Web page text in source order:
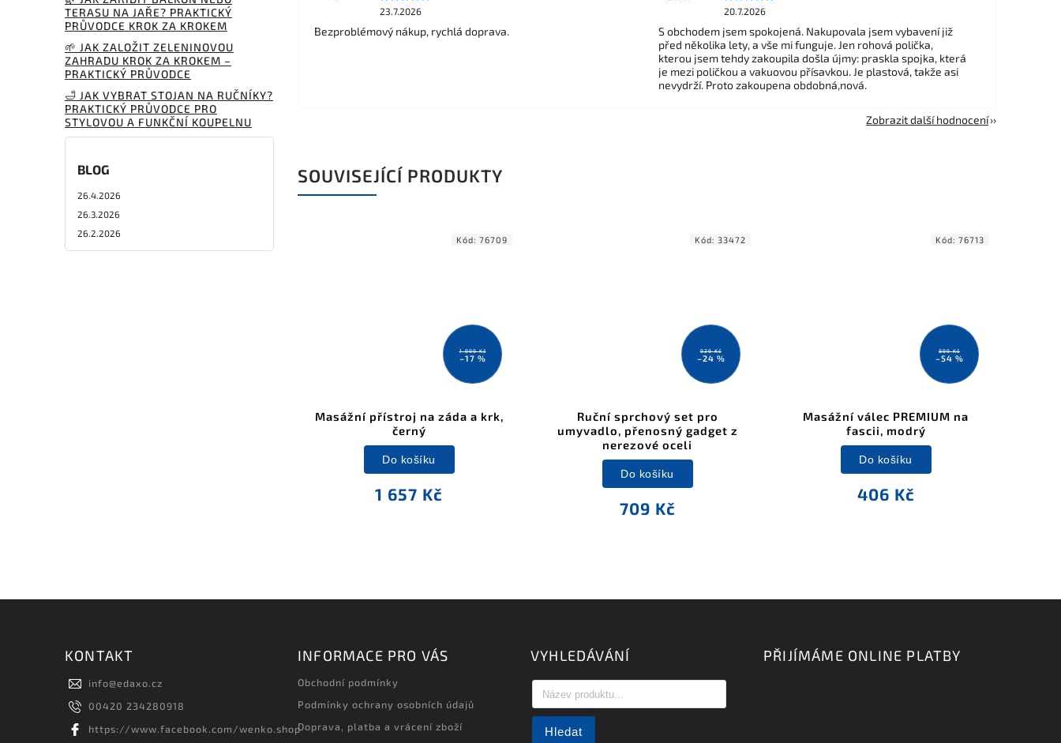
TERASU NA JAŘE? PRAKTICKÝ
PRŮVODCE KROK ZA KROKEM
🌱 JAK ZALOŽIT ZELENINOVOU
ZAHRADU KROK ZA KROKEM –
PRAKTICKÝ PRŮVODCE
🛁 JAK VYBRAT STOJAN NA RUČNÍKY?
PRAKTICKÝ PRŮVODCE PRO
STYLOVOU A FUNKČNÍ KOUPELNU
BLOG
26.4.2026
26.3.2026
26.2.2026
23.7.2026
Bezproblémový nákup, rychlá doprava.
20.7.2026
S obchodem jsem spokojená. Nakupovala jsem vybavení již
před několika lety, a vše mi funguje. Jen rohová polička,
kterou jsem tehdy zakoupila došla újmy: praskla spojka, která
je mezi poličkou a vakuovou přísavkou. Je plastová, takže asi
nevydrží. Proto zakoupena obdobná,nová.
Zobrazit další hodnocení
SOUVISEJÍCÍ PRODUKTY
1 999 Kč
–17 %
Masážní přístroj na záda a krk,
černý
1 657 Kč
Do košíku
Kód: 76709
939 Kč
–24 %
Ruční sprchový set pro
umyvadlo, přenosný gadget z
nerezové oceli
709 Kč
Do košíku
Kód: 33472
899 Kč
–54 %
Masážní válec PREMIUM na
fascii, modrý
406 Kč
Do košíku
Kód: 76713
KONTAKT
info@edaxo.cz
00420 234280918
https://www.facebook.com/wenko.shop
INFORMACE PRO VÁS
Obchodní podmínky
Podmínky ochrany osobních údajů
Doprava, platba a vrácení zboží
VYHLEDÁVÁNÍ
Hledat
PŘIJÍMÁME ONLINE PLATBY